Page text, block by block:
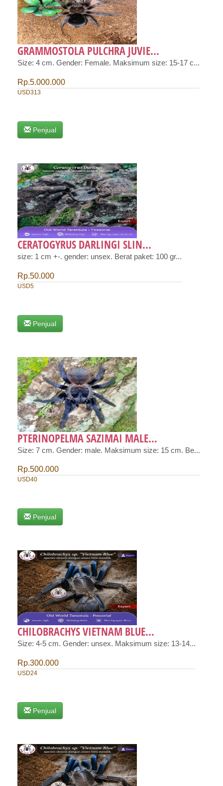
GRAMMOSTOLA PULCHRA JUVIE...
Size: 4 cm. Gender: Female. Maksimum size: 15-17 c...
Rp.5.000.000
USD313
Penjual
CERATOGYRUS DARLINGI SLIN...
size: 1 cm +-. gender: unsex. Berat paket: 100 gr...
Rp.50.000
USD5
Penjual
PTERINOPELMA SAZIMAI MALE...
Size: 7 cm. Gender: male. Maksimum size: 15 cm. Be...
Rp.500.000
USD40
Penjual
CHILOBRACHYS VIETNAM BLUE...
Size: 4-5 cm. Gender: unsex. Maksimum size: 13-14...
Rp.300.000
USD24
Penjual